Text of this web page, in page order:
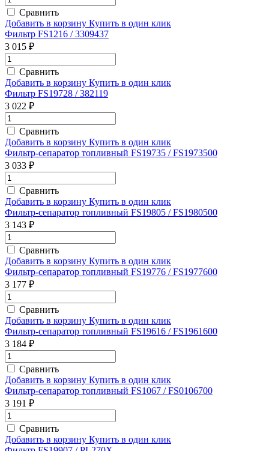
Сравнить
Добавить в корзину Купить в один клик
Фильтр FS1216 / 3309437
3 015 ₽
Сравнить
Добавить в корзину Купить в один клик
Фильтр FS19728 / 382119
3 022 ₽
Сравнить
Добавить в корзину Купить в один клик
Фильтр-сепаратор топливный FS19735 / FS1973500
3 033 ₽
Сравнить
Добавить в корзину Купить в один клик
Фильтр-сепаратор топливный FS19805 / FS1980500
3 143 ₽
Сравнить
Добавить в корзину Купить в один клик
Фильтр-сепаратор топливный FS19776 / FS1977600
3 177 ₽
Сравнить
Добавить в корзину Купить в один клик
Фильтр-сепаратор топливный FS19616 / FS1961600
3 184 ₽
Сравнить
Добавить в корзину Купить в один клик
Фильтр-сепаратор топливный FS1067 / FS0106700
3 191 ₽
Сравнить
Добавить в корзину Купить в один клик